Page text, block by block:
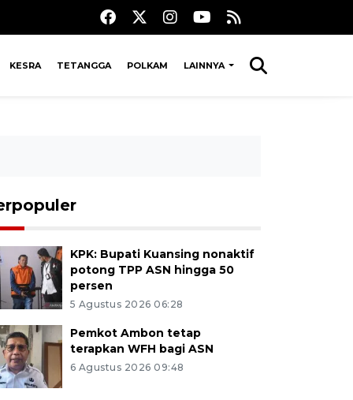
KESRA TETANGGA POLKAM LAINNYA
KPK: Bupati Kuansing nonaktif
potong TPP ASN hingga 50
persen
5 Agustus 2026 06:28
Pemkot Ambon tetap
terapkan WFH bagi ASN
6 Agustus 2026 09:48